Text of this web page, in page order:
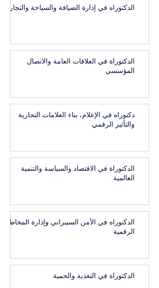
الدكتوراه في إدارة الضيافة والسياحة والتجارب
الدكتوراة في العلاقات العامة والاتصال
المؤسسي
دكتوراه في الإعلام، بناء العلامات التجارية
والتأثير الرقمي
الدكتوراة في الاقتصاد والسياسة والتنمية
العالمية
الدكتوراه في الأمن السيبراني وإدارة المخاطر
الرقمية
الدكتوراة في التغذية والحمية